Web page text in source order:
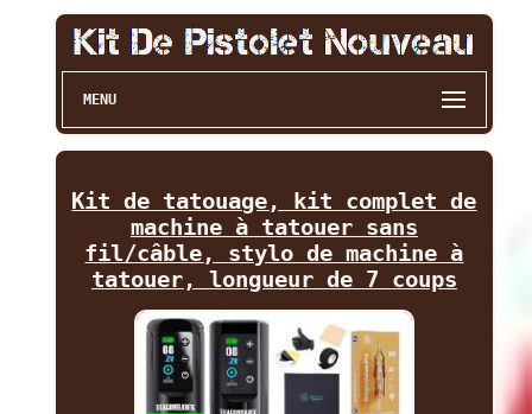
MENU
Kit de tatouage, kit complet de
machine à tatouer sans
fil/câble, stylo de machine à
tatouer, longueur de 7 coups